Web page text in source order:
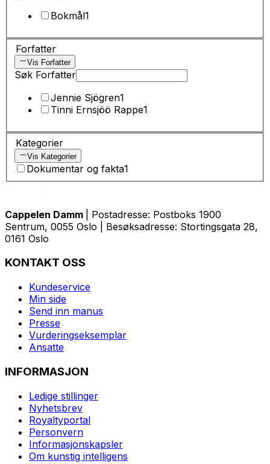
Bokmål1
Forfatter
Vis Forfatter
Søk Forfatter
Jennie Sjögren1
Tinni Ernsjöö Rappe1
Kategorier
Vis Kategorier
Dokumentar og fakta1
Cappelen Damm
| Postadresse: Postboks 1900
Sentrum, 0055 Oslo | Besøksadresse: Stortingsgata 28,
0161 Oslo
KONTAKT OSS
Kundeservice
Min side
Send inn manus
Presse
Vurderingseksemplar
Ansatte
INFORMASJON
Ledige stillinger
Nyhetsbrev
Royaltyportal
Personvern
Informasjonskapsler
Om kunstig intelligens